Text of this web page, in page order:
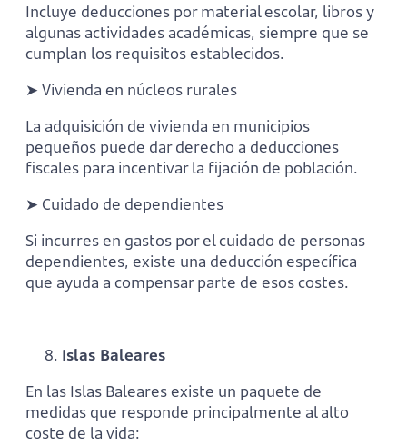
Incluye deducciones por material escolar, libros y
algunas actividades académicas, siempre que se
cumplan los requisitos establecidos.
➤ Vivienda en núcleos rurales
La adquisición de vivienda en municipios
pequeños puede dar derecho a deducciones
fiscales para incentivar la fijación de población.
➤ Cuidado de dependientes
Si incurres en gastos por el cuidado de personas
dependientes, existe una deducción específica
que ayuda a compensar parte de esos costes.
Islas Baleares
En las Islas Baleares existe un paquete de
medidas que responde principalmente al alto
coste de la vida: